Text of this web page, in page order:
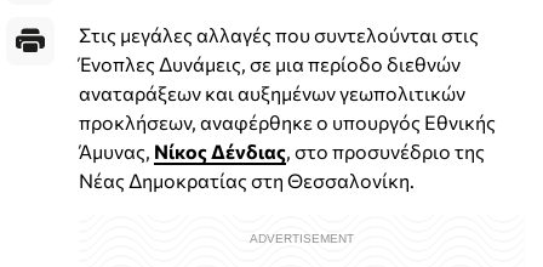
Στις μεγάλες αλλαγές που συντελούνται στις
Ένοπλες Δυνάμεις, σε μια περίοδο διεθνών
αναταράξεων και αυξημένων γεωπολιτικών
προκλήσεων, αναφέρθηκε ο υπουργός Εθνικής
Άμυνας, Νίκος Δένδιας, στο προσυνέδριο της
Νέας Δημοκρατίας στη Θεσσαλονίκη.